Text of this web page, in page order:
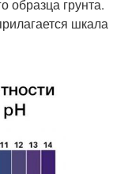
образца грунта.
шкала